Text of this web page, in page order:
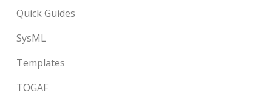
Quick Guides
SysML
Templates
TOGAF